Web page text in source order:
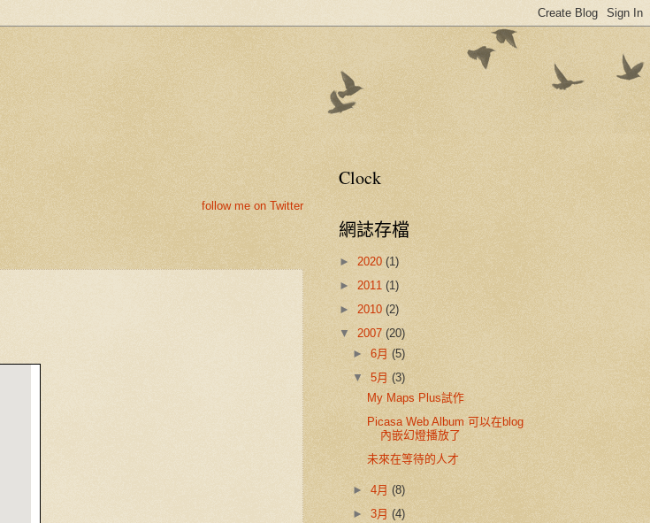
follow me on Twitter
Clock
網誌存檔
► 2020 (1)
► 2011 (1)
► 2010 (2)
▼ 2007 (20)
►6月(5)
▼5月(3)
My Maps Plus試作
Picasa Web Album 可以在blog
內嵌幻燈播放了
未來在等待的人才
►4月(8)
►3月(4)